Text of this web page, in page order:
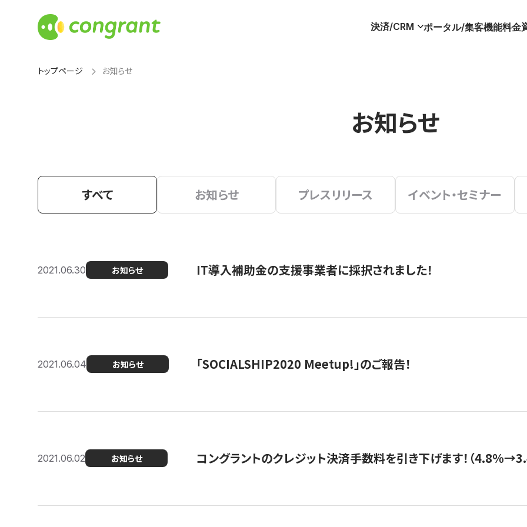
決済/CRM ポータル/集客機能料金
トップページ お知らせ
お知らせ
すべて お知らせ プレスリリース イベント・セミナー
2021.06.30 お知らせ IT導入補助金の支援事業者に採択されました！
2021.06.04 お知らせ 「SOCIALSHIP2020 Meetup!」のご報告！
2021.06.02 お知らせ コングラントのクレジット決済手数料を引き下げます！（